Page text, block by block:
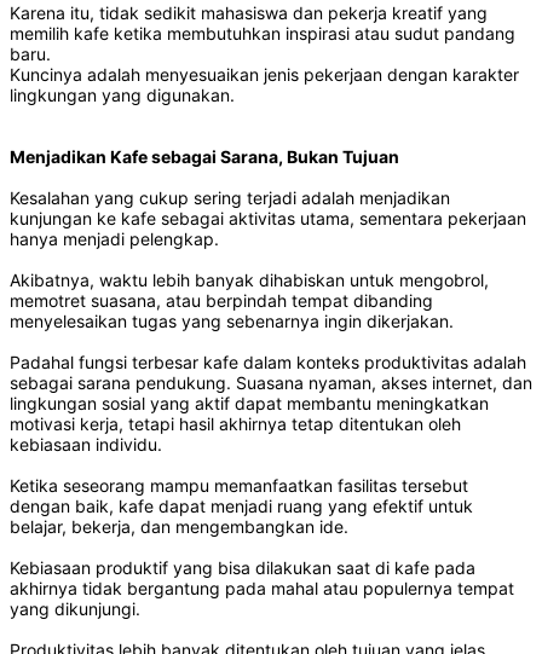
Karena itu, tidak sedikit mahasiswa dan pekerja kreatif yang
memilih kafe ketika membutuhkan inspirasi atau sudut pandang
baru.
Kuncinya adalah menyesuaikan jenis pekerjaan dengan karakter
lingkungan yang digunakan.
Menjadikan Kafe sebagai Sarana, Bukan Tujuan
Kesalahan yang cukup sering terjadi adalah menjadikan
kunjungan ke kafe sebagai aktivitas utama, sementara pekerjaan
hanya menjadi pelengkap.
Akibatnya, waktu lebih banyak dihabiskan untuk mengobrol,
memotret suasana, atau berpindah tempat dibanding
menyelesaikan tugas yang sebenarnya ingin dikerjakan.
Padahal fungsi terbesar kafe dalam konteks produktivitas adalah
sebagai sarana pendukung. Suasana nyaman, akses internet, dan
lingkungan sosial yang aktif dapat membantu meningkatkan
motivasi kerja, tetapi hasil akhirnya tetap ditentukan oleh
kebiasaan individu.
Ketika seseorang mampu memanfaatkan fasilitas tersebut
dengan baik, kafe dapat menjadi ruang yang efektif untuk
belajar, bekerja, dan mengembangkan ide.
Kebiasaan produktif yang bisa dilakukan saat di kafe pada
akhirnya tidak bergantung pada mahal atau populernya tempat
yang dikunjungi.
Produktivitas lebih banyak ditentukan oleh tujuan yang jelas,